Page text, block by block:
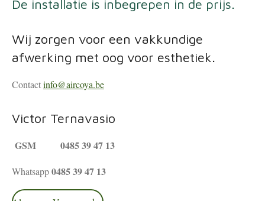
De installatie is inbegrepen in de prijs.
Wij zorgen voor een vakkundige
afwerking met oog voor esthetiek.
Contactinfo@aircoya.be
Victor Ternavasio
GSM 0485 39 47 13
Whatsapp0485 39 47 13